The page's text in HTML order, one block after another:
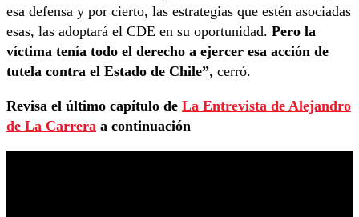
esa defensa y por cierto, las estrategias que estén asociadas
esas, las adoptará el CDE en su oportunidad. Pero la
víctima tenía todo el derecho a ejercer esa acción de
tutela contra el Estado de Chile”, cerró.
Revisa el último capítulo de La Entrevista de Alejandro
de La Carrera a continuación